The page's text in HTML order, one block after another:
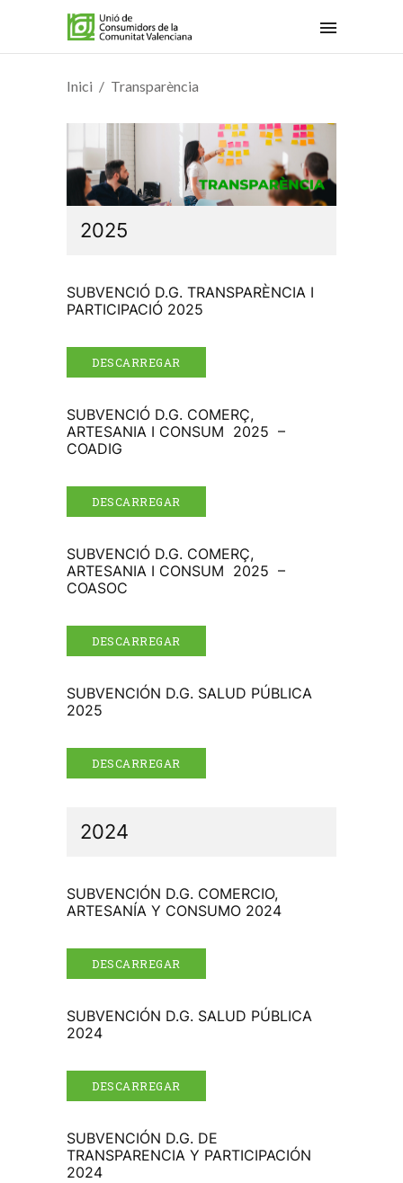
Inici Transparència
2025
SUBVENCIÓ D.G. TRANSPARÈNCIA I
PARTICIPACIÓ 2025
DESCARREGAR
SUBVENCIÓ D.G. COMERÇ,
ARTESANIA I CONSUM 2025 –
COADIG
DESCARREGAR
SUBVENCIÓ D.G. COMERÇ,
ARTESANIA I CONSUM 2025 –
COASOC
DESCARREGAR
SUBVENCIÓN D.G. SALUD PÚBLICA
2025
DESCARREGAR
2024
SUBVENCIÓN D.G. COMERCIO,
ARTESANÍA Y CONSUMO 2024
DESCARREGAR
SUBVENCIÓN D.G. SALUD PÚBLICA
2024
DESCARREGAR
SUBVENCIÓN D.G. DE
TRANSPARENCIA Y PARTICIPACIÓN
2024